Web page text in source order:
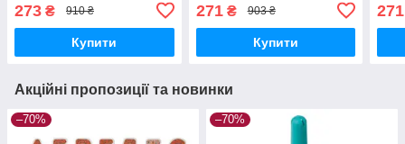
Nukleon.com.ua
273 ₴ 910 ₴
Купити
Nukleon.com.ua
271₴ 903 ₴
Купити
271
Акційні пропозиції та новинки
–70% –70%